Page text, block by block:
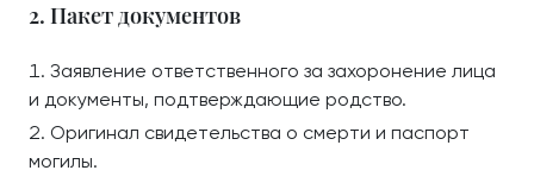
2. Пакет документов
Заявление ответственного за захоронение лица
и документы, подтверждающие родство.
Оригинал свидетельства о смерти и паспорт
могилы.